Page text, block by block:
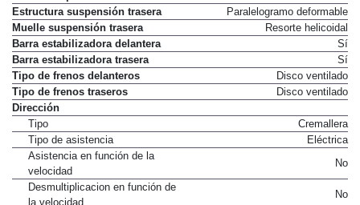
Muelle suspensión delantera
Resorte helicoidal
Estructura suspensión trasera
Paralelogramo deformable
Muelle suspensión trasera
Resorte helicoidal
Barra estabilizadora delantera
Sí
Barra estabilizadora trasera
Sí
Tipo de frenos delanteros
Disco ventilado
Tipo de frenos traseros
Dirección
Tipo
Cremallera
Tipo de asistencia
Asistencia en función de la
velocidad
No
Desmultiplicacion en función de